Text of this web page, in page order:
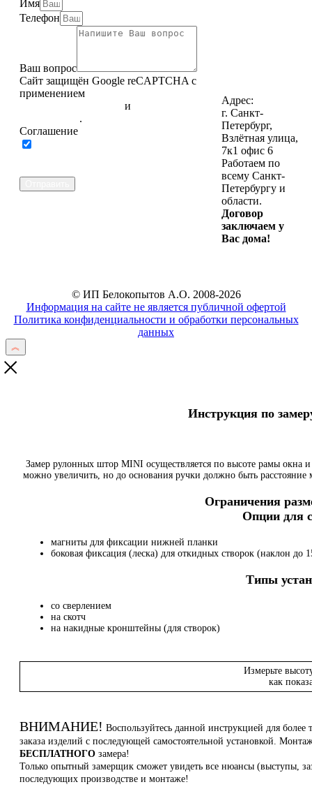
Имя
Телефон
Ваш вопрос
Сайт защищён Google reCAPTCHA с
применением
и
.
Соглашение
Адрес:
г. Санкт-
Петербург,
Взлётная улица,
7к1 офис 6
Работаем по
всему Санкт-
Петербургу и
области.
Договор
заключаем у
Вас дома!
© ИП Белокопытов А.О. 2008-2026
Информация на сайте не является публичной офертой
Политика конфиденциальности и обработки персональных
данных
Инструкция по
Замер рулонных штор MINI осуществляется по высоте рамы
можно увеличить, но до основания ручки должно быть
Ограничения
Опции для
магниты для фиксации нижней планки
боковая фиксация (леска) для откидных створок (наклон до
Типы
со сверлением
на скотч
на накидные кронштейны (для створок)
Измерьте
как
ВНИМАНИЕ! Воспользуйтесь данной инструкцией для
заказа изделий с последующей самостоятельной установкой.
БЕСПЛАТНОГО замера!
Только опытный замерщик сможет увидеть все нюансы (выступы,
последующих производстве и монтаже!